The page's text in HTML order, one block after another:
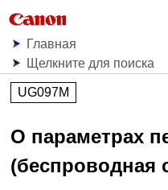
Главная
Щелкните для поиска
UG097M
О параметрах
(беспроводная